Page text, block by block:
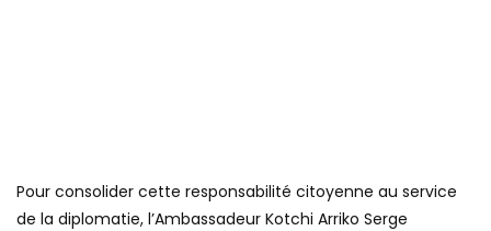
Pour consolider cette responsabilité citoyenne au service
de la diplomatie, l’Ambassadeur Kotchi Arriko Serge